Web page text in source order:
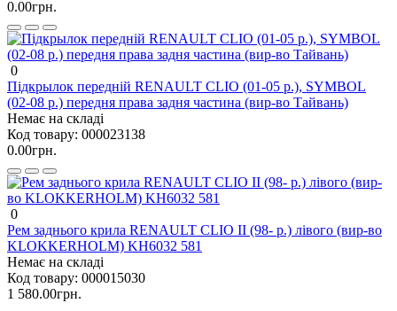
0.00грн.
0
Підкрылок передній RENAULT CLIO (01-05 р.), SYMBOL
(02-08 р.) передня права задня частина (вир-во Тайвань)
Немає на складі
Код товару: 000023138
0.00грн.
0
Рем заднього крила RENAULT CLIO II (98- р.) лівого (вир-во
KLOKKERHOLM) KH6032 581
Немає на складі
Код товару: 000015030
1 580.00грн.